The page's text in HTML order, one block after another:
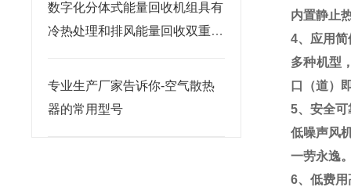
数字化分体式能量回收机组具有
冷热处理和排风能量回收双重功
专业生产厂家告诉你-空气散热
器的常用型号
内置静止
4、应用简
多种机型
口（道）
5、安全可
低噪声风
一劳永逸
6、低费用